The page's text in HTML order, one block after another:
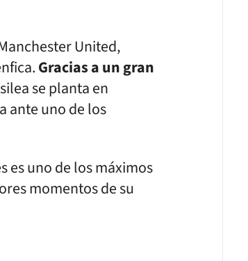
United,
Gracias a un gran
se planta en
ante uno de los
es uno de los máximos
momentos de su